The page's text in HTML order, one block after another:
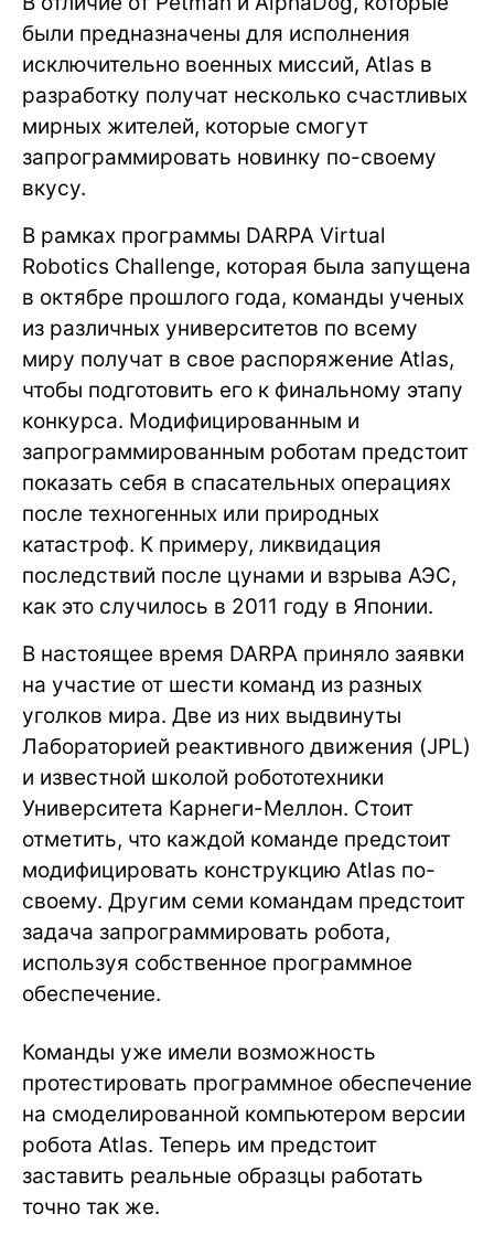
были предназначены для исполнения
исключительно военных миссий, Atlas в
разработку получат несколько счастливых
мирных жителей, которые смогут
запрограммировать новинку по-своему
вкусу.
В рамках программы DARPA Virtual
Robotics Challenge, которая была запущена
в октябре прошлого года, команды ученых
из различных университетов по всему
миру получат в свое распоряжение Atlas,
чтобы подготовить его к финальному этапу
конкурса. Модифицированным и
запрограммированным роботам предстоит
показать себя в спасательных операциях
после техногенных или природных
катастроф. К примеру, ликвидация
последствий после цунами и взрыва АЭС,
как это случилось в 2011 году в Японии.
В настоящее время DARPA приняло заявки
на участие от шести команд из разных
уголков мира. Две из них выдвинуты
Лабораторией реактивного движения (JPL)
и известной школой робототехники
Университета Карнеги-Меллон. Стоит
отметить, что каждой команде предстоит
модифицировать конструкцию Atlas по-
своему. Другим семи командам предстоит
задача запрограммировать робота,
используя собственное программное
обеспечение.
Команды уже имели возможность
протестировать программное обеспечение
на смоделированной компьютером версии
робота Atlas. Теперь им предстоит
заставить реальные образцы работать
точно так же.